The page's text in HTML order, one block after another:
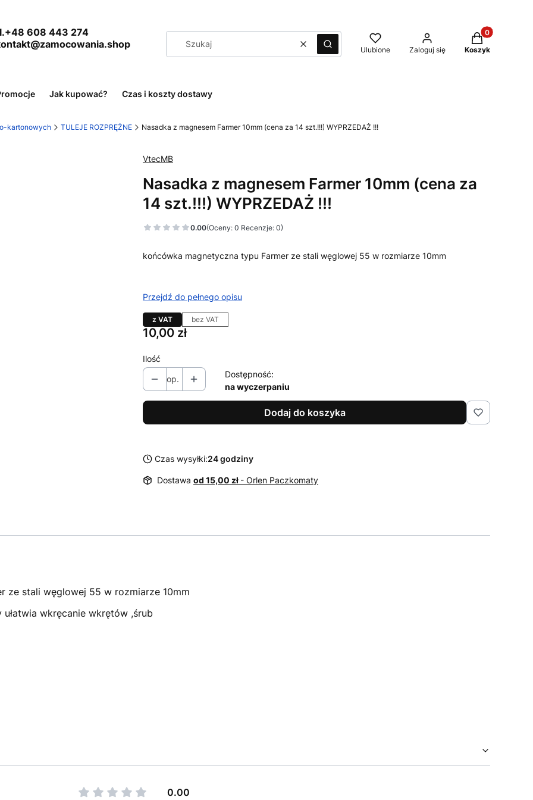
608 443 274
WyczyśćSzukaj Ulubione Zaloguj się
Produkty w
Koszyk
Jak kupować? Czas i koszty dostawy
kartonowych TULEJE ROZPRĘŻNE Nasadka z magnesem Farmer 10mm (cena za 14 szt.!!!) WYPRZEDAŻ !!!
VtecMB
Nasadka z magnesem Farmer 10mm (cena za
14 szt.!!!) WYPRZEDAŻ !!!
0.00(Oceny: 0 Recenzje: 0)
końcówka magnetyczna typu Farmer ze stali węglowej 55 w rozmiarze 10mm
Przejdź do pełnego opisu
z VAT bez VAT
Cena
10,00 zł
Ilość
op.
Dostępność:
na wyczerpaniu
Dodaj do koszyka
Czas wysyłki:24 godziny
Dostawa od 15,00 zł - Orlen Paczkomaty
ze stali węglowej 55 w rozmiarze 10mm
wkręcanie wkrętów ,śrub
0.00